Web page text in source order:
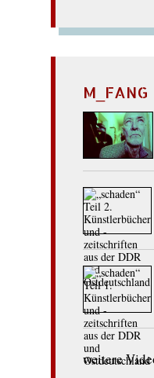
M_FANG
weitere